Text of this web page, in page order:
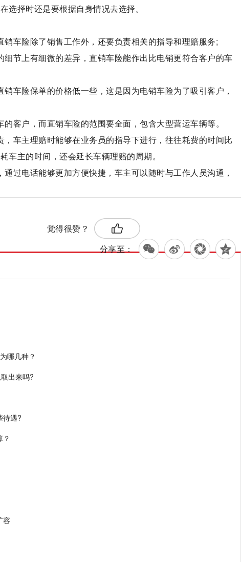
选择时还是要根据自身情况去选择。
车险除了销售工作外，还要负责相关的指导和理赔服务;
节上有细微的差异，直销车险能作出比电销更符合客户的车
车险保单的价格低一些，这是因为电销车险为了吸引客户，
客户，而直销车险的范围要全面，包含大型营运车辆等。
车主理赔时能够在业务员的指导下进行，往往耗费的时间比
主的时间，还会延长车辆理赔的周期。
过电话能够更加方便快捷，车主可以随时与工作人员沟通，
觉得很赞？
分享至：
哪几种？
出来吗?
待遇?
容